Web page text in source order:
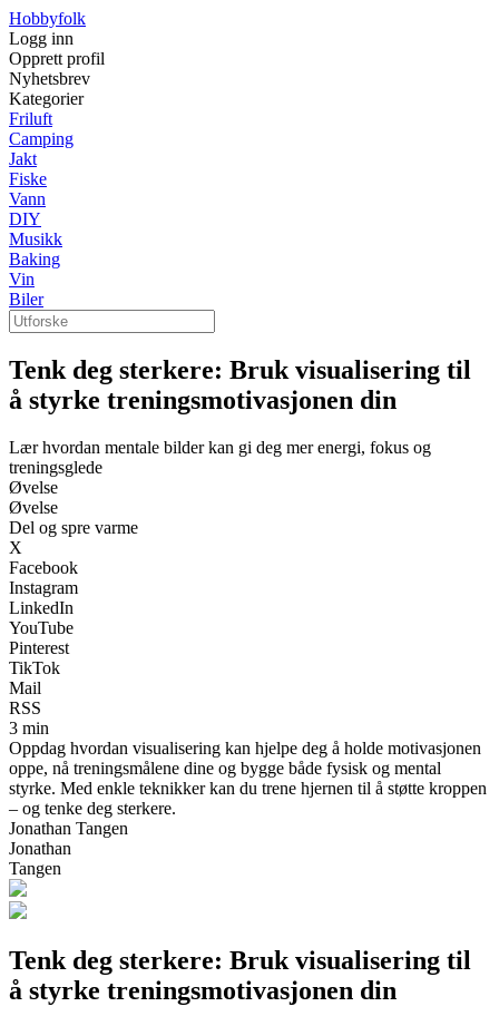
Hobbyfolk
Logg inn
Opprett profil
Nyhetsbrev
Kategorier
Friluft
Camping
Jakt
Fiske
Vann
DIY
Musikk
Baking
Vin
Biler
Tenk deg sterkere: Bruk visualisering til
å styrke treningsmotivasjonen din
Lær hvordan mentale bilder kan gi deg mer energi, fokus og
treningsglede
Øvelse
Øvelse
Del og spre varme
X
Facebook
Instagram
LinkedIn
YouTube
Pinterest
TikTok
Mail
RSS
3 min
Oppdag hvordan visualisering kan hjelpe deg å holde motivasjonen
oppe, nå treningsmålene dine og bygge både fysisk og mental
styrke. Med enkle teknikker kan du trene hjernen til å støtte kroppen
– og tenke deg sterkere.
Jonathan Tangen
Jonathan
Tangen
Tenk deg sterkere: Bruk visualisering til
å styrke treningsmotivasjonen din